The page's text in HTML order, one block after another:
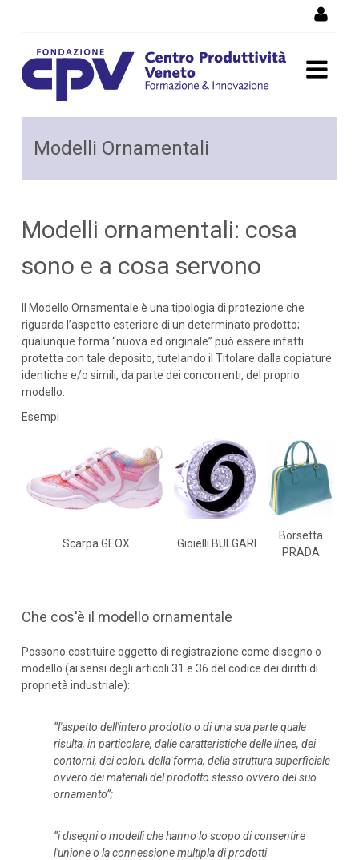
Modelli ornamentali: cosa
sono e a cosa servono
Modelli Ornamentali
Modelli ornamentali: cosa
sono e a cosa servono
Il Modello Ornamentale è una tipologia di protezione che
riguarda l’aspetto esteriore di un determinato prodotto;
qualunque forma “nuova ed originale” può essere infatti
protetta con tale deposito, tutelando il Titolare dalla copiature
identiche e/o simili, da parte dei concorrenti, del proprio
modello.
Esempi
Scarpa GEOX Gioielli BULGARI
Borsetta
PRADA
Che cos'è il modello ornamentale
Possono costituire oggetto di registrazione come disegno o
modello (ai sensi degli articoli 31 e 36 del codice dei diritti di
proprietà industriale):
“l'aspetto dell'intero prodotto o di una sua parte quale
risulta, in particolare, dalle caratteristiche delle linee, dei
contorni, dei colori, della forma, della struttura superficiale
ovvero dei materiali del prodotto stesso ovvero del suo
ornamento”;
“i disegni o modelli che hanno lo scopo di consentire
l'unione o la connessione multipla di prodotti